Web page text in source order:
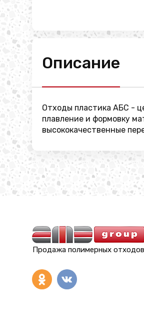
Описание
Отходы пластика АБС -
плавление и формовку
высококачественные
Продажа полимерных отходов